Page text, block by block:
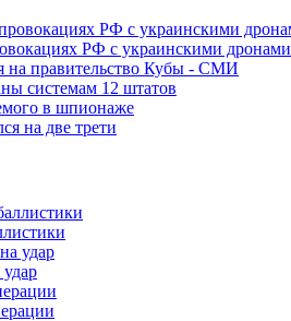
РФ с украинскими дронами
на правительство Кубы - СМИ
системам 12 штатов
в шпионаже
на две трети